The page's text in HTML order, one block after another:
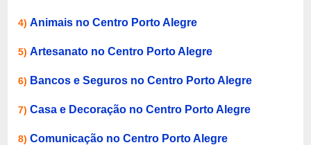
4)Animais no Centro Porto Alegre
5)Artesanato no Centro Porto Alegre
6) Bancos e Seguros no Centro Porto Alegre
7)Casa e Decoração no Centro Porto Alegre
8)Comunicação no Centro Porto Alegre